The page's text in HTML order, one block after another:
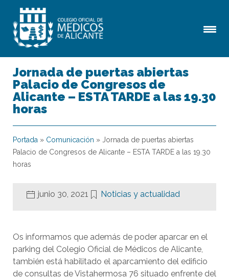
Jornada de puertas abiertas
Palacio de Congresos de
Alicante – ESTA TARDE a las 19.30
horas
Portada » Comunicación » Jornada de puertas abiertas
Palacio de Congresos de Alicante – ESTA TARDE a las 19.30
horas
junio 30, 2021 Noticias y actualidad
Os informamos que además de poder aparcar en el
parking del Colegio Oficial de Médicos de Alicante,
también está habilitado el aparcamiento del edificio
de consultas de Vistahermosa 76 situado enfrente del